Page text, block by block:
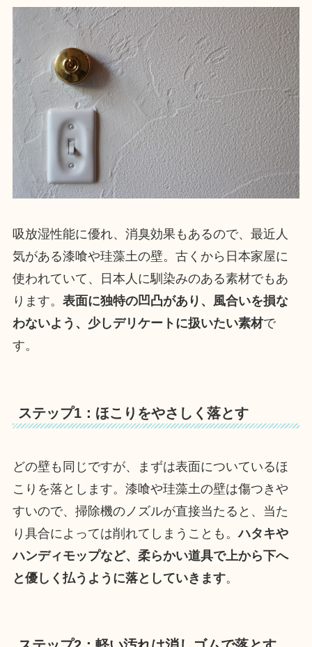
吸放湿性能に優れ、消臭効果もあるので、最近人
気がある漆喰や珪藻土の壁。古くから日本家屋に
使われていて、日本人に馴染みのある素材でもあ
ります。 表面に独特の凹凸があり、風合いを損な
わないよう、少しデリケートに扱いたい素材で
す。
ステップ1：ほこりをやさしく落とす
どの壁も同じですが、まずは表面についているほ
こりを落とします。漆喰や珪藻土の壁は傷つきや
すいので、掃除機のノズルが直接当たると、当た
り具合によっては削れてしまうことも。ハタキや
ハンディモップなど、柔らかい道具で上から下へ
と優しく払うように落としていきます。